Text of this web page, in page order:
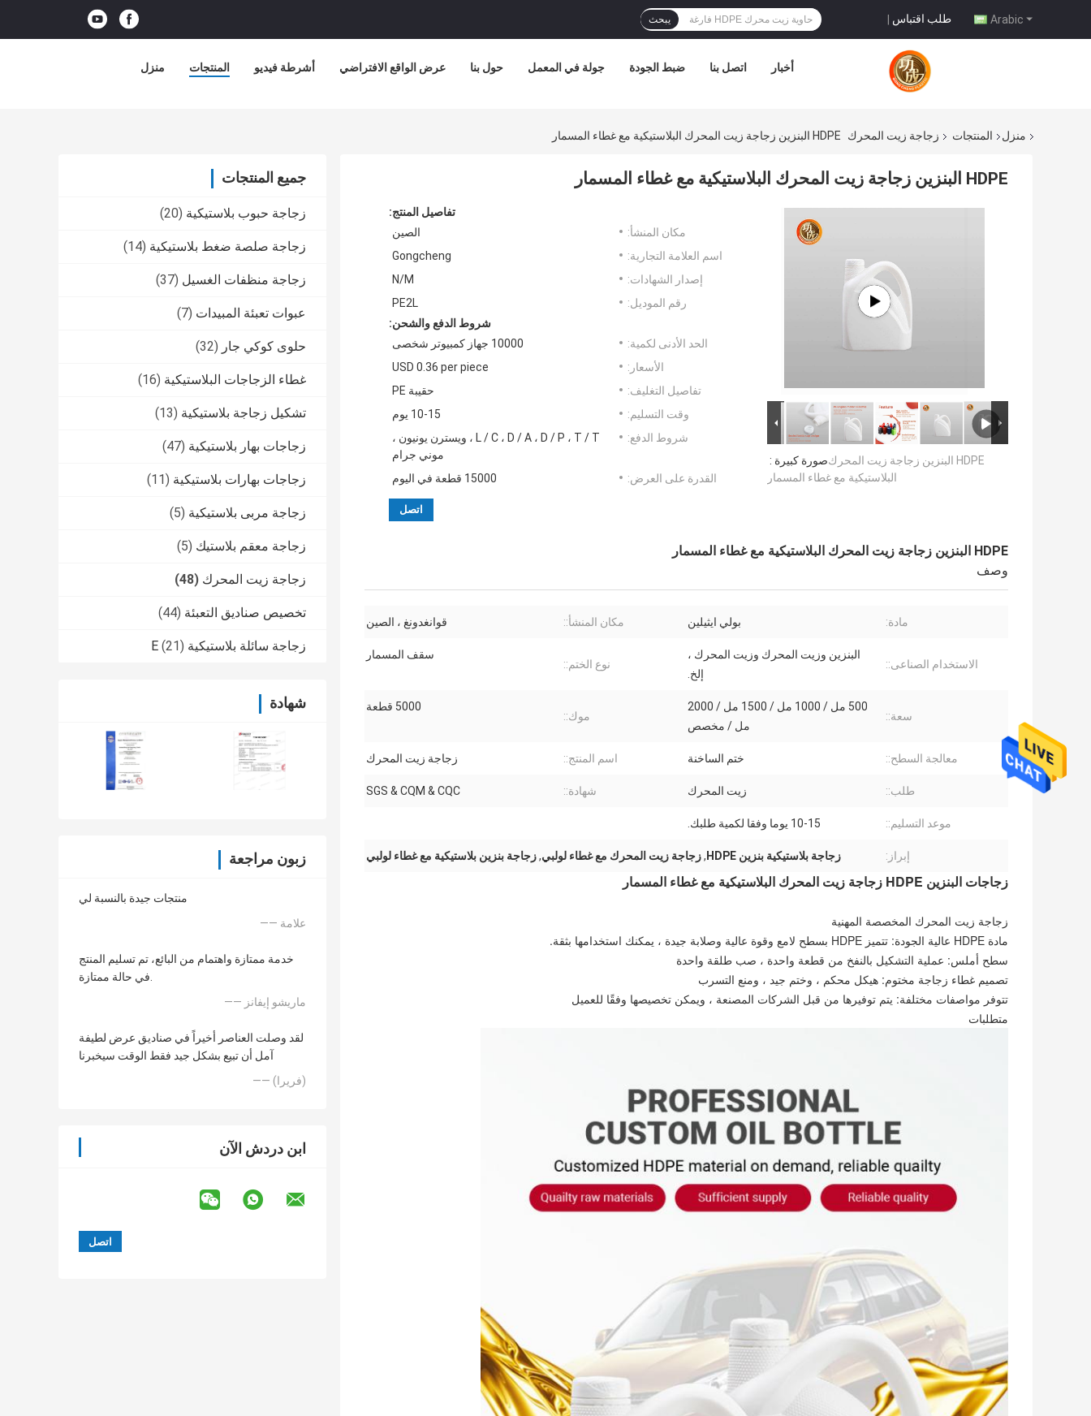
Arabic طلب اقتباس | يبحث
منزل المنتجات أشرطة فيديو عرض الواقع الافتراضي حول بنا جولة في المعمل ضبط الجودة اتصل بنا أخبار
منزل المنتجات زجاجة زيت المحرك HDPE البنزين زجاجة زيت المحرك البلاستيكية مع غطاء المسمار
جميع المنتجات
زجاجة حبوب بلاستيكية (20)
زجاجة صلصة ضغط بلاستيكية (14)
زجاجة منظفات الغسيل (37)
عبوات تعبئة المبيدات (7)
حلوى كوكي جار (32)
غطاء الزجاجات البلاستيكية (16)
تشكيل زجاجة بلاستيكية (13)
زجاجات بهار بلاستيكية (47)
زجاجات بهارات بلاستيكية (11)
زجاجة مربى بلاستيكية (5)
زجاجة معقم بلاستيك (5)
زجاجة زيت المحرك (48)
تخصيص صناديق التعبئة (44)
زجاجة سائلة بلاستيكية E (21)
شهادة
زبون مراجعة
منتجات جيدة بالنسبة لي
—— علامة
خدمة ممتازة واهتمام من البائع، تم تسليم المنتج
في حالة ممتازة.
—— ماريشو إيفانز
لقد وصلت العناصر أخيراً في صناديق عرض لطيفة
آمل أن تبيع بشكل جيد فقط الوقت سيخبرنا
—— (فريرا)
ابن دردش الآن
HDPE البنزين زجاجة زيت المحرك البلاستيكية مع غطاء المسمار
صورة كبيرة :HDPE البنزين زجاجة زيت المحرك
البلاستيكية مع غطاء المسمار
تفاصيل المنتج:
مكان المنشأ:
الصين
اسم العلامة التجارية:
Gongcheng
إصدار الشهادات:
N/M
رقم الموديل:
PE2L
شروط الدفع والشحن:
الحد الأدنى لكمية:
10000 جهاز كمبيوتر شخصى
الأسعار:
USD 0.36 per piece
تفاصيل التغليف:
حقيبة PE
وقت التسليم:
10-15 يوم
شروط الدفع:
L / C ، D / A ، D / P ، T / T ، ويسترن يونيون ،
موني جرام
القدرة على العرض:
15000 قطعة في اليوم
اتصل
HDPE البنزين زجاجة زيت المحرك البلاستيكية مع غطاء المسمار
وصف
مادة: بولي ايثيلين مكان المنشأ:: قوانغدونغ ، الصين
الاستخدام الصناعى::
البنزين وزيت المحرك وزيت المحرك ،
إلخ.
نوع الختم::
سقف المسمار
سعة::
500 مل / 1000 مل / 1500 مل / 2000
مل / مخصص
موك::
5000 قطعة
معالجة السطح:: ختم الساخنة اسم المنتج:: زجاجة زيت المحرك
طلب:: زيت المحرك شهادة:: SGS & CQM & CQC
موعد التسليم:: 10-15 يوما وفقا لكمية طلبك.
إبراز: زجاجة بلاستيكية بنزين HDPE ,زجاجة زيت المحرك مع غطاء لولبي,زجاجة بنزين بلاستيكية مع غطاء لولبي
زجاجات البنزين HDPE زجاجة زيت المحرك البلاستيكية مع غطاء المسمار
زجاجة زيت المحرك المخصصة المهنية
مادة HDPE عالية الجودة: تتميز HDPE بسطح لامع وقوة عالية وصلابة جيدة ، يمكنك استخدامها بثقة.
سطح أملس: عملية التشكيل بالنفخ من قطعة واحدة ، صب طلقة واحدة
تصميم غطاء زجاجة مختوم: هيكل محكم ، وختم جيد ، ومنع التسرب
تتوفر مواصفات مختلفة: يتم توفيرها من قبل الشركات المصنعة ، ويمكن تخصيصها وفقًا للعميل
متطلبات